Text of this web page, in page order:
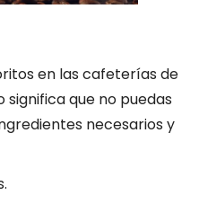
en las cafeterías de
que no puedas
necesarios y